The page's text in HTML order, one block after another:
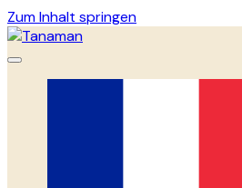
Zum Inhalt springen